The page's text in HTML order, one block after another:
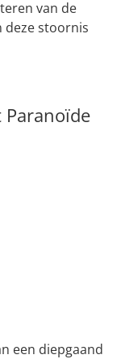
van de
deze stoornis
Paranoïde
een diepgaand